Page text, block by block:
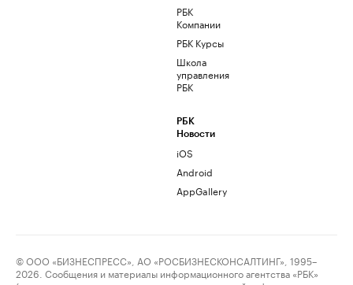
РБК
Компании
РБК Курсы
Школа
управления
РБК
РБК
Новости
iOS
Android
AppGallery
© ООО «БИЗНЕСПРЕСС», АО «РОСБИЗНЕСКОНСАЛТИНГ», 1995–
2026. Сообщения и материалы информационного агентства «РБК»